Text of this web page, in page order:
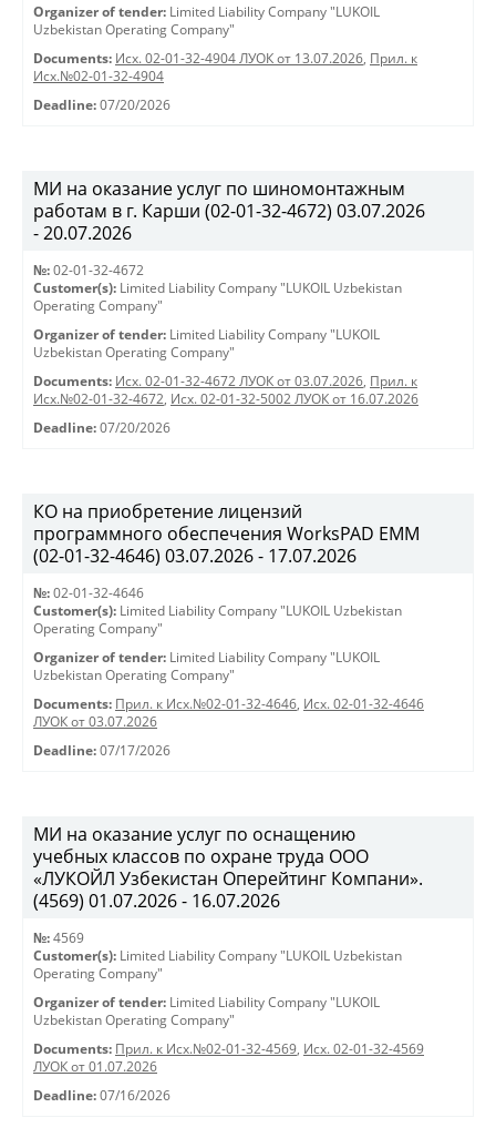
Organizer of tender: Limited Liability Company "LUKOIL
Uzbekistan Operating Company"
Documents: Исх. 02-01-32-4904 ЛУОК от 13.07.2026, Прил. к
Исх.№02-01-32-4904
Deadline: 07/20/2026
МИ на оказание услуг по шиномонтажным
работам в г. Карши (02-01-32-4672) 03.07.2026
- 20.07.2026
№: 02-01-32-4672
Customer(s): Limited Liability Company "LUKOIL Uzbekistan
Operating Company"
Organizer of tender: Limited Liability Company "LUKOIL
Uzbekistan Operating Company"
Documents: Исх. 02-01-32-4672 ЛУОК от 03.07.2026, Прил. к
Исх.№02-01-32-4672, Исх. 02-01-32-5002 ЛУОК от 16.07.2026
Deadline: 07/20/2026
КО на приобретение лицензий
программного обеспечения WorksPAD EMM
(02-01-32-4646) 03.07.2026 - 17.07.2026
№: 02-01-32-4646
Customer(s): Limited Liability Company "LUKOIL Uzbekistan
Operating Company"
Organizer of tender: Limited Liability Company "LUKOIL
Uzbekistan Operating Company"
Documents: Прил. к Исх.№02-01-32-4646, Исх. 02-01-32-4646
ЛУОК от 03.07.2026
Deadline: 07/17/2026
МИ на оказание услуг по оснащению
учебных классов по охране труда ООО
«ЛУКОЙЛ Узбекистан Оперейтинг Компани».
(4569) 01.07.2026 - 16.07.2026
№: 4569
Customer(s): Limited Liability Company "LUKOIL Uzbekistan
Operating Company"
Organizer of tender: Limited Liability Company "LUKOIL
Uzbekistan Operating Company"
Documents: Прил. к Исх.№02-01-32-4569, Исх. 02-01-32-4569
ЛУОК от 01.07.2026
Deadline: 07/16/2026